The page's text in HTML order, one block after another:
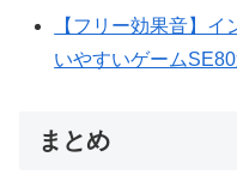
【フリー効果音】
いやすいゲーム
まとめ